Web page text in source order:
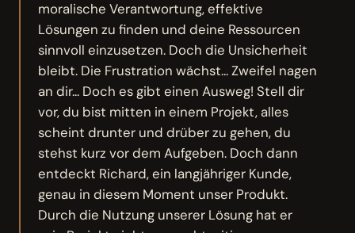
moralische Verantwortung, effektive
Lösungen zu finden und deine Ressourcen
sinnvoll einzusetzen. Doch die Unsicherheit
bleibt. Die Frustration wächst... Zweifel nagen
an dir... Doch es gibt einen Ausweg! Stell dir
vor, du bist mitten in einem Projekt, alles
scheint drunter und drüber zu gehen, du
stehst kurz vor dem Aufgeben. Doch dann
entdeckt Richard, ein langjähriger Kunde,
genau in diesem Moment unser Produkt.
Durch die Nutzung unserer Lösung hat er